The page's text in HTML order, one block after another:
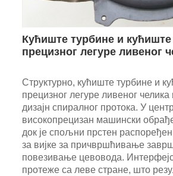
Кућиште турбине и
прецизног легуре ливеног
Структурно, кућиште турбине и
прецизног легуре ливеног челика
дизајн спиралног протока. У
високопрецизан машински
док је спољни прстен
за вијке за причвршћивање
повезивање цевовода.
протеже са леве стране, што